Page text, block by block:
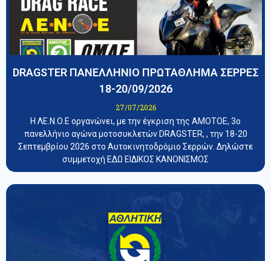
DRAGSTER ΠΑΝΕΛΛΗΝΙΟ ΠΡΩΤΑΘΛΗΜΑ ΣΕΡΡΕΣ
18-20/09/2026
27/07/2026
Η ΛΕ.Ν.Ο.Ε οργανώνει, με την έγκριση της ΑΜΟΤΟΕ, 3ο
πανελλήνιο αγώνα μοτοσυκλετών DRAGSTER, , την 18-20
Σεπτεμβρίου 2026 στο Αυτοκινητοδρόμιο Σερρών. Δηλώστε
συμμετοχή ΕΔΩ ΕΙΔΙΚΟΣ ΚΑΝΟΝΙΣΜΟΣ